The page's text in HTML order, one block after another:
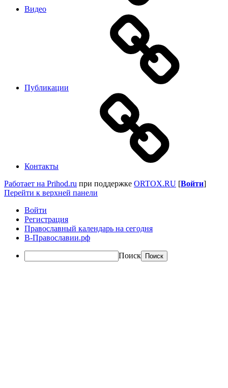
Видео
Публикации
Контакты
Работает на Prihod.ru при поддержке ORTOX.RU [Войти]
Перейти к верхней панели
Войти
Регистрация
Православный календарь на сегодня
В-Православии.рф
Поиск